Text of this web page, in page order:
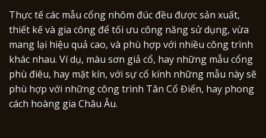
Thực tế các mẫu cổng nhôm đúc đều được sản xuất,
thiết kế và gia công để tối ưu công năng sử dụng, vừa
mang lại hiệu quả cao, và phù hợp với nhiều công trình
khác nhau. Ví dụ, màu sơn giả cổ, hay những mẫu cổng
phù điêu, hay mặt kín, với sự cổ kính những mẫu này sẽ
phù hợp với những công trình Tân Cổ Điển, hay phong
cách hoàng gia Châu Âu.